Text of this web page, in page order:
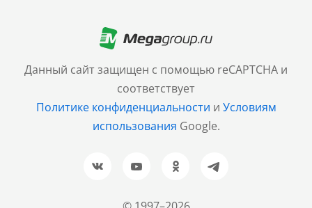
Данный сайт защищен с помощью reCAPTCHA и
соответствует
Политике конфиденциальности и Условиям
использования Google.
+7 (499) 705-30-10
Санкт-Петербург
+7 (812) 600-77-33
Барнаул
+7 (961) 999-93-93
Новосибирск